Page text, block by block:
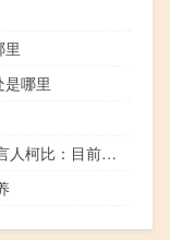
里
是哪里
美国国家安全委员会发言人柯比：目前一些燃料已经提供给了加沙